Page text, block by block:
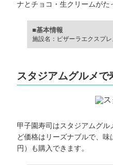
ナとチョコ・生クリームがた
■基本情報
施設名：ピザーラエクスプレ
スタジアムグルメで
甲子園寿司はスタジアムグ
ど価格はリーズナブルで、
円）も購入できます。